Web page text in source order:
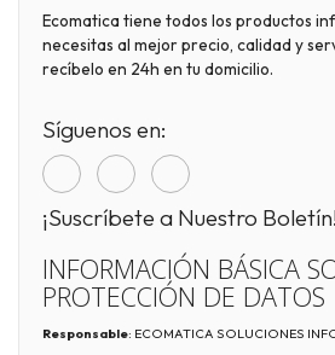
Ecomatica tiene todos los productos
necesitas al mejor precio, calidad y
recíbelo en 24h en tu domicilio.
Síguenos en:
¡Suscríbete a Nuestro Boletín!
INFORMACIÓN BÁSICA
PROTECCIÓN DE DATOS
Responsable: ECOMATICA SOLUCIONES